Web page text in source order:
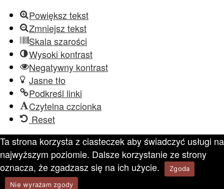
Powiększ tekst
Zmniejsz tekst
Skala szarości
Wysoki kontrast
Negatywny kontrast
Jasne tło
Podkreśl linki
Czytelna czcionka
Reset
Ta strona korzysta z ciasteczek aby świadczyć usługi na
najwyższym poziomie. Dalsze korzystanie ze strony
oznacza, że zgadzasz się na ich użycie.
Zgoda
Nie wyrażam zgody